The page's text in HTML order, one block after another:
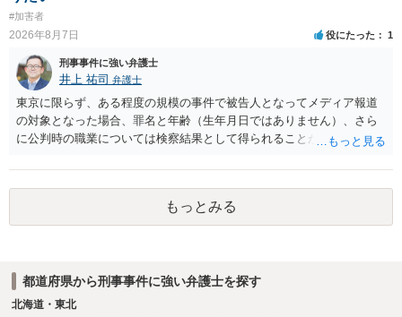
#加害者
2026年8月7日 役にたった 1
刑事事件に強い弁護士
井上 祐司 弁護士
東京に限らず、ある程度の規模の事件で被告人となってメディア報道
の対象となった場合、罪名と年齢（生年月日ではありません）、さら
に公判時の職業については検察結果として得られることが通常です。
もっとみる
都道府県から刑事事件に強い弁護士を探す
北海道・東北